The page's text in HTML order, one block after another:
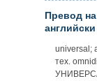
Превод
universal;
тех.